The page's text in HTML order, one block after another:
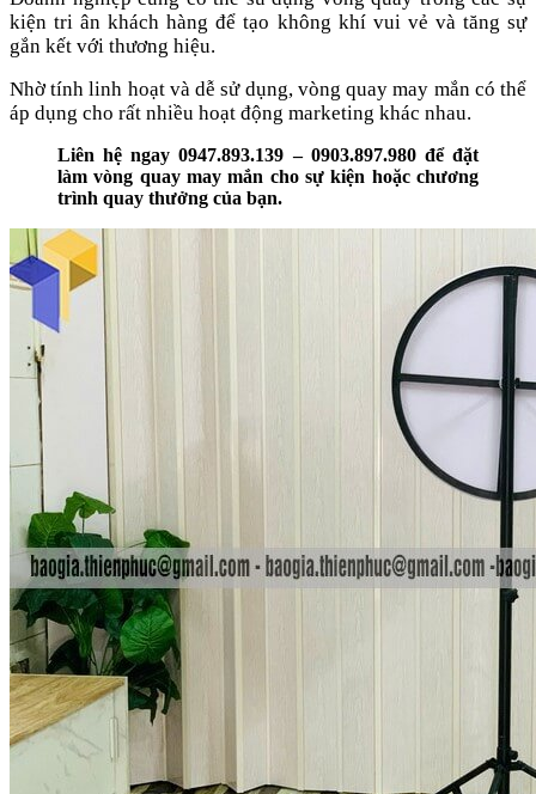
kiện tri ân khách hàng để tạo không khí vui vẻ và tăng sự
gắn kết với thương hiệu.
Nhờ tính linh hoạt và dễ sử dụng, vòng quay may mắn có thể
áp dụng cho rất nhiều hoạt động marketing khác nhau.
Liên hệ ngay 0947.893.139 – 0903.897.980 để đặt
làm vòng quay may mắn cho sự kiện hoặc chương
trình quay thưởng của bạn.